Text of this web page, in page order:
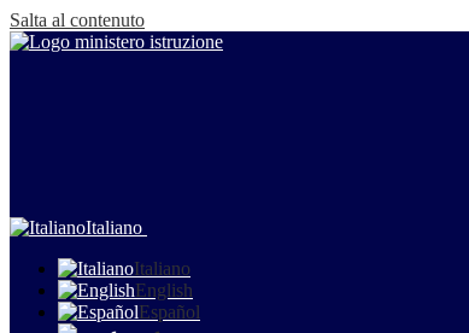
Salta al contenuto
Italiano
Italiano
English
Español